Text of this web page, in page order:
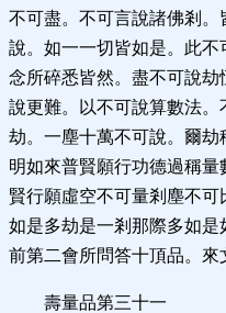
不可盡。不可言說諸佛剎
說。如一一切皆如是。此
念所碎悉皆然。盡不可說
說更難。以不可說算數法
劫。一塵十萬不可說。爾
明如來普賢願行功德過稱
賢行願虛空不可量剎塵不可
如是多劫是一剎那際多如
前第二會所問答十頂品。來
壽量品第三十一